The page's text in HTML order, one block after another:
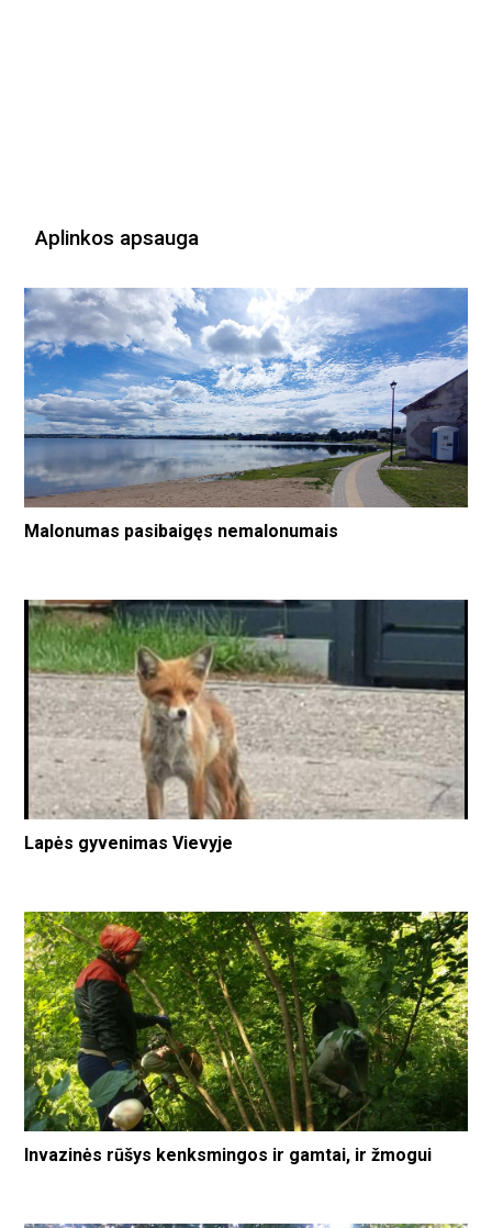
Aplinkos apsauga
Malonumas pasibaigęs nemalonumais
Lapės gyvenimas Vievyje
Invazinės rūšys kenksmingos ir gamtai, ir žmogui